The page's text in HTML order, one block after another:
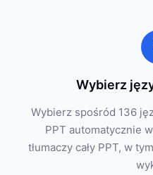
Wybierz
Wybierz spośród 136
PPT automatycznie
tłumaczy cały PPT, w